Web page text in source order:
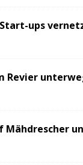
ups
Revier
Mähdrescher